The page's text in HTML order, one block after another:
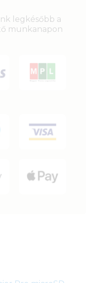
legkésőbb a
munkanapon